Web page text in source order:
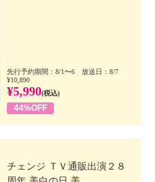
先行予約期間：8/1〜6 放送日：8/7
¥10,890
¥5,990(税込)
44%OFF
チェンジ ＴＶ通販出演２８